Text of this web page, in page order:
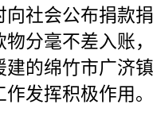
向社会公布捐款
物分毫不差入账
建的绵竹市广济
作发挥积极作用。